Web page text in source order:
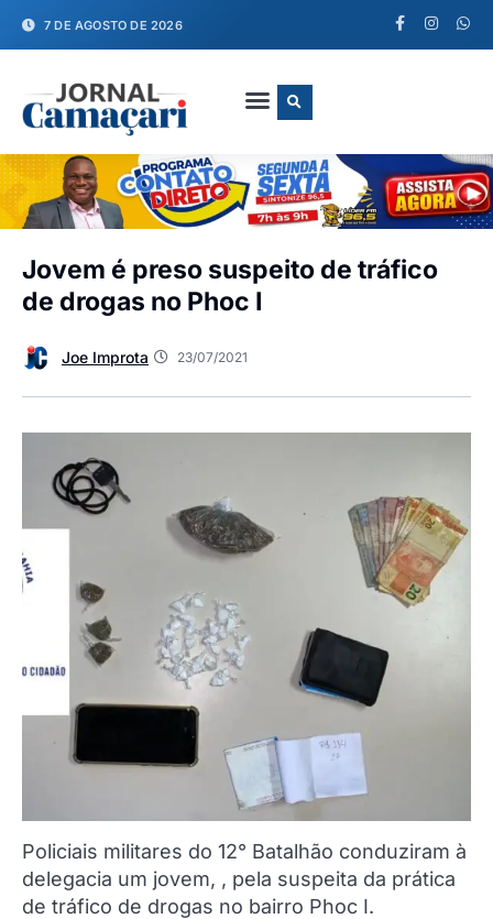
7 DE AGOSTO DE 2026
Jovem é preso suspeito de tráfico
de drogas no Phoc I
Joe Improta 23/07/2021
Policiais militares do 12° Batalhão conduziram à
delegacia um jovem, , pela suspeita da prática
de tráfico de drogas no bairro Phoc I.